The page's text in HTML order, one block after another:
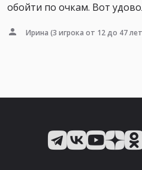
обойти по очкам. Вот
Ирина (3 игрока от 12 до 47